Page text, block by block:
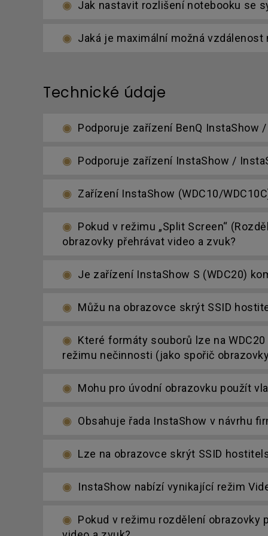
Jak nastavit rozlišení notebooku se
Jaká je maximální možná
Technické údaje
Podporuje zařízení BenQ InstaShow
Podporuje zařízení InstaShow /
Zařízení InstaShow (WDC10/
Pokud v režimu „Split Screen“
obrazovky přehrávat video a zvuk?
Je zařízení InstaShow S (WDC20)
Můžu na obrazovce skrýt SSID
Které formáty souborů lze na
režimu nečinnosti (jako spořič
Mohu pro úvodní obrazovku použít
Obsahuje řada InstaShow v návrhu
Lze na obrazovce skrýt SSID
InstaShow nabízí vynikající režim
Pokud v režimu rozdělení obrazovky